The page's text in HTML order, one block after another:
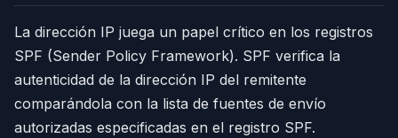
La dirección IP juega un papel crítico en los registros
SPF (Sender Policy Framework). SPF verifica la
autenticidad de la dirección IP del remitente
comparándola con la lista de fuentes de envío
autorizadas especificadas en el registro SPF.